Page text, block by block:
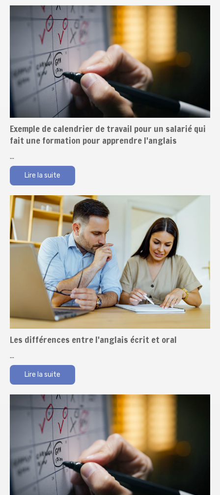
Exemple de calendrier de travail pour un salarié qui
fait une formation pour apprendre l'anglais
...
Lire la suite
Les différences entre l'anglais écrit et oral
...
Lire la suite